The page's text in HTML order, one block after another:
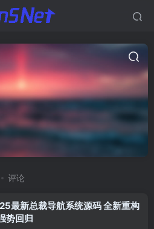
评论
最新总裁导航系统源码 全新重构
势回归